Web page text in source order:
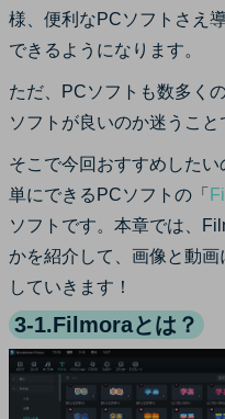
様、便利なPCソフトさえ
できるようになります。
ただ、PCソフトも数多く
ソフトが良いのか迷うこと
そこで今回おすすめした
単にできるPCソフトの「
ソフトです。本章では、
かを紹介して、画像と動
していきます！
3-1.Filmoraとは？